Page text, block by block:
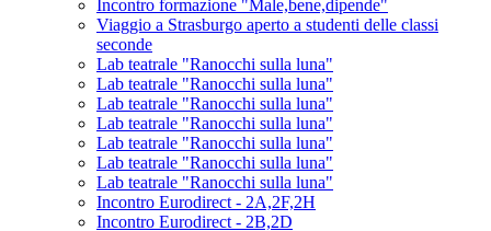
Incontro formazione "Male,bene,dipende"
Viaggio a Strasburgo aperto a studenti delle classi
seconde
Lab teatrale "Ranocchi sulla luna"
Lab teatrale "Ranocchi sulla luna"
Lab teatrale "Ranocchi sulla luna"
Lab teatrale "Ranocchi sulla luna"
Lab teatrale "Ranocchi sulla luna"
Lab teatrale "Ranocchi sulla luna"
Lab teatrale "Ranocchi sulla luna"
Incontro Eurodirect - 2A,2F,2H
Incontro Eurodirect - 2B,2D